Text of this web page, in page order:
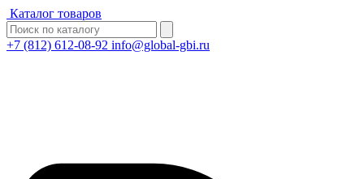
Каталог товаров
+7 (812) 612-08-92 info@global-gbi.ru